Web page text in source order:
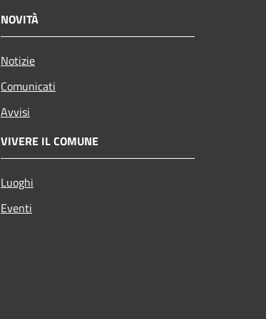
NOVITÀ
Notizie
Comunicati
Avvisi
VIVERE IL COMUNE
Luoghi
Eventi